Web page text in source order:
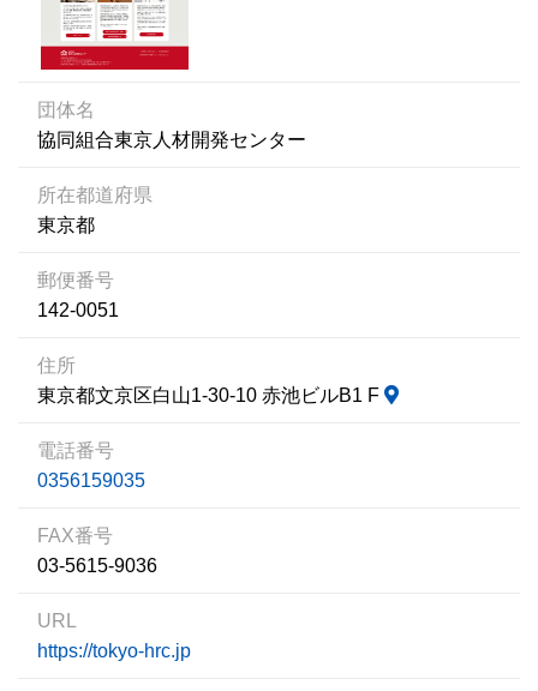
団体名
協同組合東京人材開発センター
所在都道府県
東京都
郵便番号
142-0051
住所
東京都文京区白山1-30-10 赤池ビルB1 F
電話番号
0356159035
FAX番号
03-5615-9036
URL
https://tokyo-hrc.jp